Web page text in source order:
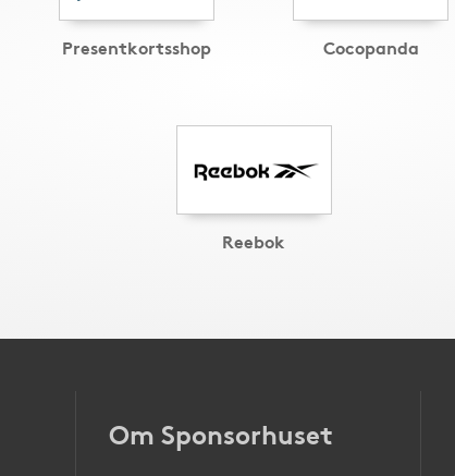
Presentkortsshop Cocopanda
Reebok
Om Sponsorhuset